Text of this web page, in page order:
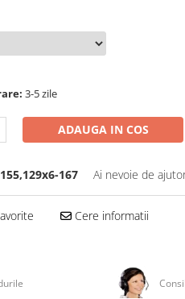
3-5 zile
ADAUGA IN COS
167 Ai nevoie de
Cere informatii